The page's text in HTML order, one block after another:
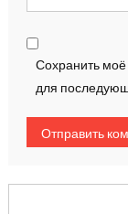
Сохранить моё
для